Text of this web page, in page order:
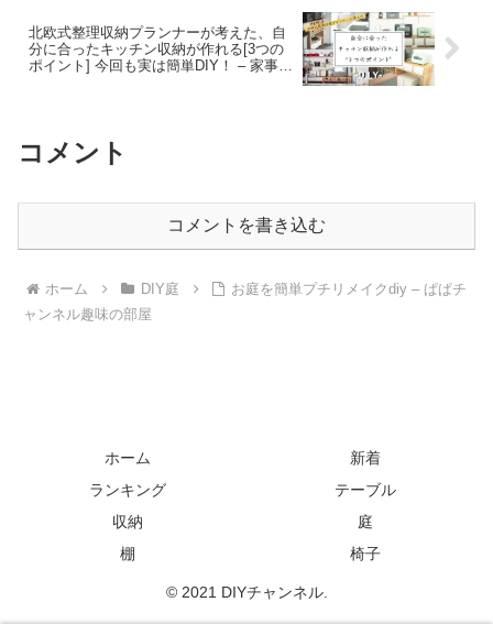
北欧式整理収納プランナーが考えた、自
分に合ったキッチン収納が作れる[3つの
ポイント] 今回も実は簡単DIY！ – 家事ラ
コメント
コメントを書き込む
ホーム DIY庭
お庭を簡単プチリメイクdiy – ぱぱチ
ャンネル趣味の部屋
ホーム
新着
ランキング
テーブル
収納
庭
棚
椅子
© 2021 DIYチャンネル.